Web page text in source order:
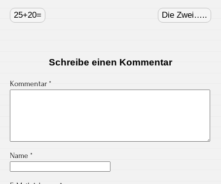
navigation
25+20= Die Zwei…..
Schreibe einen Kommentar
Kommentar *
Name *